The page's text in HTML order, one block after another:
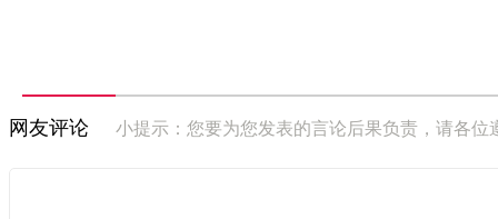
网友评论 小提示：您要为您发表的言论后果负责，请各位